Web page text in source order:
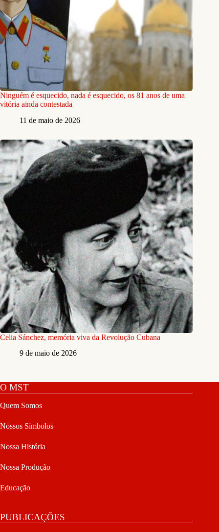
Ninguém é esquecido, nada é esquecido, os 81 anos de uma
vitória ainda contestada
11 de maio de 2026
Celia Sánchez, memória viva da Revolução Cubana
9 de maio de 2026
O MST
Quem Somos
Nossos Símbolos
Nossa História
Nossa Produção
Educação
PUBLICAÇÕES